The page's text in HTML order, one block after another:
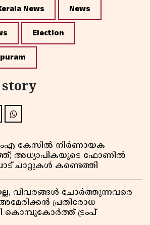
News News
Election
story
കേസിൽ നിർണായക
അധ്യാപികയുടെ ഫോണിൽ
ചാറ്റുകൾ കണ്ടെത്തി
വിവരങ്ങൾ ചോർത്തുന്നവരെ
അമേരിക്കൻ പ്രതിരോധ
കൊമ്പുകോർത്ത് ട്രംപ്